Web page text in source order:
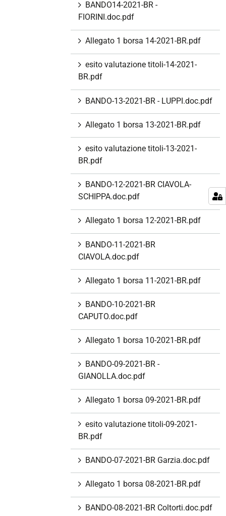
BANDO14-2021-BR -
FIORINI.doc.pdf
Allegato 1 borsa 14-2021-BR.pdf
esito valutazione titoli-14-2021-
BR.pdf
BANDO-13-2021-BR - LUPPI.doc.pdf
Allegato 1 borsa 13-2021-BR.pdf
esito valutazione titoli-13-2021-
BR.pdf
BANDO-12-2021-BR CIAVOLA-
SCHIPPA.doc.pdf
Allegato 1 borsa 12-2021-BR.pdf
BANDO-11-2021-BR
CIAVOLA.doc.pdf
Allegato 1 borsa 11-2021-BR.pdf
BANDO-10-2021-BR
CAPUTO.doc.pdf
Allegato 1 borsa 10-2021-BR.pdf
BANDO-09-2021-BR -
GIANOLLA.doc.pdf
Allegato 1 borsa 09-2021-BR.pdf
esito valutazione titoli-09-2021-
BR.pdf
BANDO-07-2021-BR Garzia.doc.pdf
Allegato 1 borsa 08-2021-BR.pdf
BANDO-08-2021-BR Coltorti.doc.pdf